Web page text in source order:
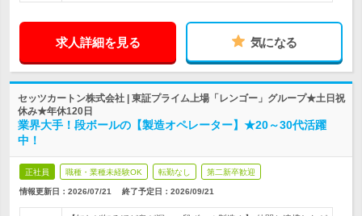
求人詳細を見る 気になる
セッツカートン株式会社 | 東証プライム上場「レンゴー」グループ★土日祝
休み★年休120日
業界大手！段ボールの【製造オペレーター】★20～30代活躍
中！
正社員 職種・業種未経験OK 転勤なし 第二新卒歓迎
情報更新日：2026/07/21 終了予定日： 2026/09/21